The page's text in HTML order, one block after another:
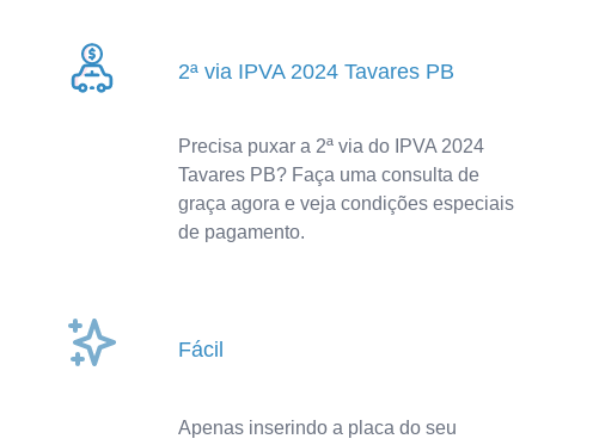
2ª via IPVA 2024 Tavares PB
Precisa puxar a 2ª via do IPVA 2024
Tavares PB? Faça uma consulta de
graça agora e veja condições especiais
de pagamento.
Fácil
Apenas inserindo a placa do seu